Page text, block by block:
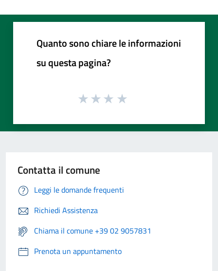
Quanto sono chiare le informazioni
su questa pagina?
Contatta il comune
Leggi le domande frequenti
Richiedi Assistenza
Chiama il comune +39 02 9057831
Prenota un appuntamento